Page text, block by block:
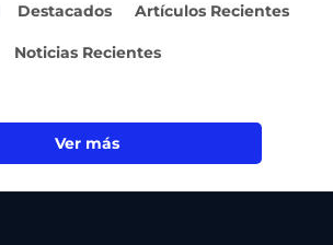
Destacados Artículos Recientes
Noticias Recientes
Ver más